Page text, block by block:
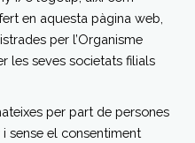
en aquesta pàgina web,
per l’Organisme
les seves societats filials
per part de persones
sense el consentiment